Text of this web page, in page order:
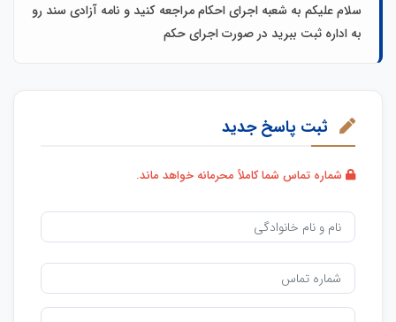
سلام علیکم به شعبه اجرای احکام مراجعه کنید و نامه آزادی سند رو
به اداره ثبت ببرید در صورت اجرای حکم
ثبت پاسخ جدید
شماره تماس شما کاملاً محرمانه خواهد ماند.